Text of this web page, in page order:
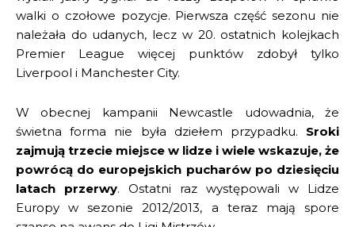
walki o czołowe pozycje. Pierwsza część sezonu nie
należała do udanych, lecz w 20. ostatnich kolejkach
Premier League więcej punktów zdobył tylko
Liverpool i Manchester City.
W obecnej kampanii Newcastle udowadnia, że
świetna forma nie była dziełem przypadku. Sroki
zajmują trzecie miejsce w lidze i wiele wskazuje, że
powrócą do europejskich pucharów po dziesięciu
latach przerwy. Ostatni raz występowali w Lidze
Europy w sezonie 2012/2013, a teraz mają spore